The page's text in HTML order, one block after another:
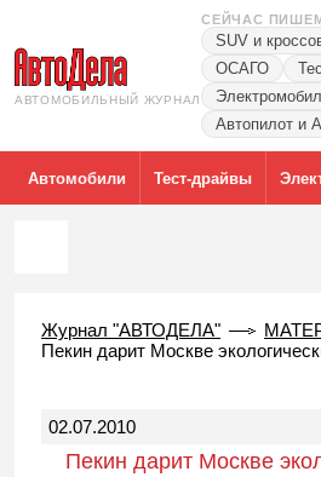
АВТОМОБИЛЬНЫЙ ЖУРНАЛ
СЕЙЧАС
SUV и
ОСАГО
Автопилот и
Автомобили Тест-драйвы
Журнал "АВТОДЕЛА"
Пекин дарит Москве
02.07.2010
Пекин дарит Москве